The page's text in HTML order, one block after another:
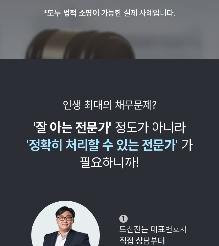
*모두 법적 소명이 가능한 실제 사례입니다.
인생 최대의 채무문제?
'잘 아는 전문가' 정도가 아니라
'정확히 처리할 수 있는 전문가' 가
필요하니까!
1
도산전문 대표변호사
직접 상담부터